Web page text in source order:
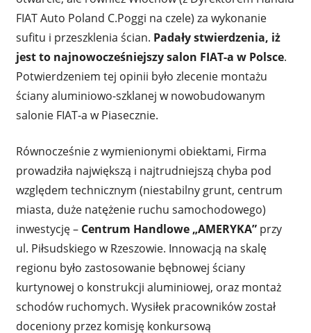
FIAT Auto Poland C.Poggi na czele) za wykonanie
sufitu i przeszklenia ścian. Padały stwierdzenia, iż
jest to najnowocześniejszy salon FIAT-a w Polsce.
Potwierdzeniem tej opinii było zlecenie montażu
ściany aluminiowo-szklanej w nowobudowanym
salonie FIAT-a w Piasecznie.
Równocześnie z wymienionymi obiektami, Firma
prowadziła największą i najtrudniejszą chyba pod
względem technicznym (niestabilny grunt, centrum
miasta, duże natężenie ruchu samochodowego)
inwestycję – Centrum Handlowe „AMERYKA”przy
ul. Piłsudskiego w Rzeszowie. Innowacją na skalę
regionu było zastosowanie bębnowej ściany
kurtynowej o konstrukcji aluminiowej, oraz montaż
schodów ruchomych. Wysiłek pracowników został
doceniony przez komisję konkursową